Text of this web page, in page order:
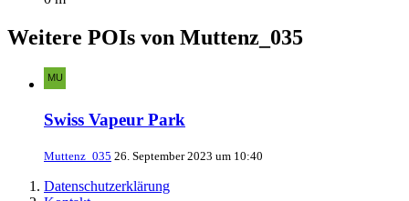
Weitere POIs von Muttenz_035
Swiss Vapeur Park
Muttenz_035 26. September 2023 um 10:40
Datenschutzerklärung